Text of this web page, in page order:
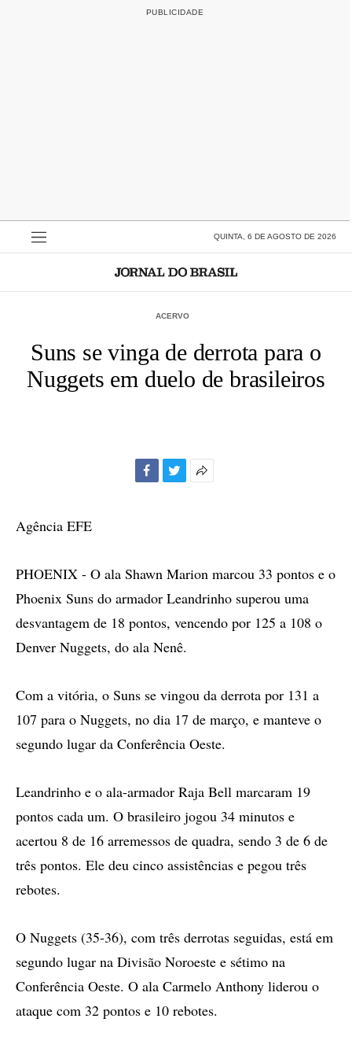
QUINTA, 6 DE AGOSTO DE 2026
ACERVO
Suns se vinga de derrota para o
Nuggets em duelo de brasileiros
Agência EFE
PHOENIX - O ala Shawn Marion marcou 33 pontos e o
Phoenix Suns do armador Leandrinho superou uma
desvantagem de 18 pontos, vencendo por 125 a 108 o
Denver Nuggets, do ala Nenê.
Com a vitória, o Suns se vingou da derrota por 131 a
107 para o Nuggets, no dia 17 de março, e manteve o
segundo lugar da Conferência Oeste.
Leandrinho e o ala-armador Raja Bell marcaram 19
pontos cada um. O brasileiro jogou 34 minutos e
acertou 8 de 16 arremessos de quadra, sendo 3 de 6 de
três pontos. Ele deu cinco assistências e pegou três
rebotes.
O Nuggets (35-36), com três derrotas seguidas, está em
segundo lugar na Divisão Noroeste e sétimo na
Conferência Oeste. O ala Carmelo Anthony liderou o
ataque com 32 pontos e 10 rebotes.